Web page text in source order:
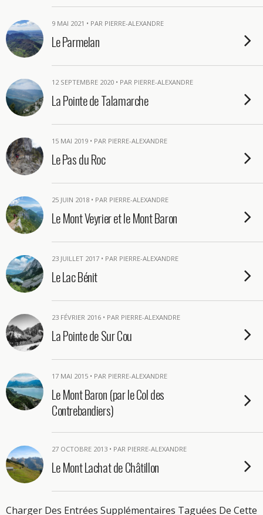
9 MAI 2021 • PAR PIERRE-ALEXANDRE
Le Parmelan
12 SEPTEMBRE 2020 • PAR PIERRE-ALEXANDRE
La Pointe de Talamarche
15 MAI 2019 • PAR PIERRE-ALEXANDRE
Le Pas du Roc
25 JUIN 2018 • PAR PIERRE-ALEXANDRE
Le Mont Veyrier et le Mont Baron
23 JUILLET 2017 • PAR PIERRE-ALEXANDRE
Le Lac Bénit
23 FÉVRIER 2016 • PAR PIERRE-ALEXANDRE
La Pointe de Sur Cou
17 MAI 2015 • PAR PIERRE-ALEXANDRE
Le Mont Baron (par le Col des
Contrebandiers)
27 OCTOBRE 2013 • PAR PIERRE-ALEXANDRE
Le Mont Lachat de Châtillon
Charger Des Entrées Supplémentaires Taguées De Cette